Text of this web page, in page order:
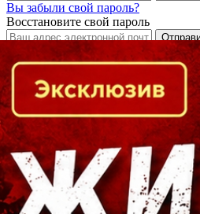
Вы забыли свой пароль?
Восстановите свой пароль
Кто есть кто в Байкальском регионе